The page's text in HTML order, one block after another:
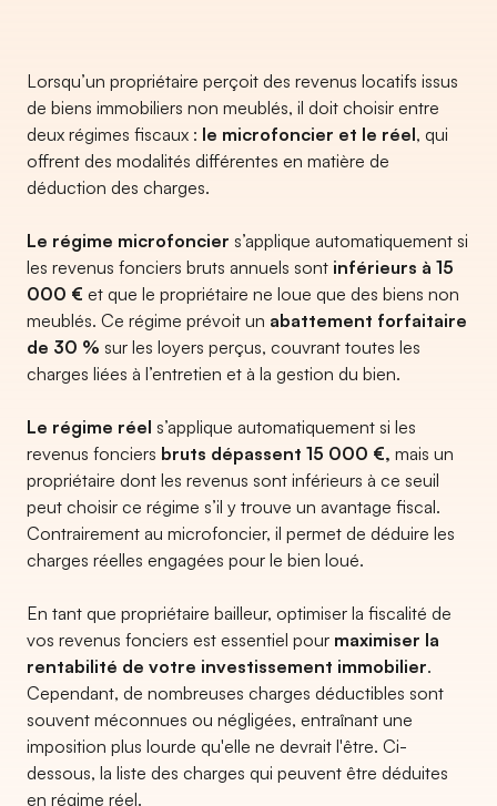
Lorsqu’un propriétaire perçoit des revenus locatifs issus
de biens immobiliers non meublés, il doit choisir entre
deux régimes fiscaux : le microfoncier et le réel, qui
offrent des modalités différentes en matière de
déduction des charges.
Le régime microfoncier s’applique automatiquement si
les revenus fonciers bruts annuels sont inférieurs à 15
000 € et que le propriétaire ne loue que des biens non
meublés. Ce régime prévoit un abattement forfaitaire
de 30 % sur les loyers perçus, couvrant toutes les
charges liées à l’entretien et à la gestion du bien.
Le régime réel s’applique automatiquement si les
revenus fonciers bruts dépassent 15 000 €, mais un
propriétaire dont les revenus sont inférieurs à ce seuil
peut choisir ce régime s’il y trouve un avantage fiscal.
Contrairement au microfoncier, il permet de déduire les
charges réelles engagées pour le bien loué.
En tant que propriétaire bailleur, optimiser la fiscalité de
vos revenus fonciers est essentiel pour maximiser la
rentabilité de votre investissement immobilier.
Cependant, de nombreuses charges déductibles sont
souvent méconnues ou négligées, entraînant une
imposition plus lourde qu'elle ne devrait l'être. Ci-
dessous, la liste des charges qui peuvent être déduites
en régime réel.